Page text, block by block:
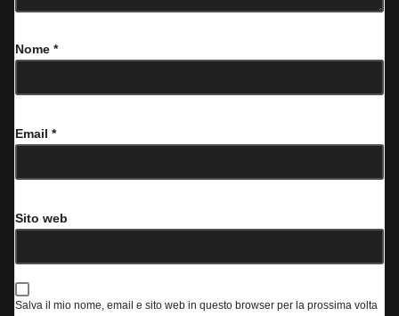
Nome *
Email *
Sito web
Salva il mio nome, email e sito web in questo browser per la prossima volta